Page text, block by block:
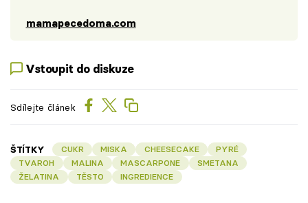
mamapecedoma.com
Vstoupit do diskuze
Sdílejte článek
ŠTÍTKY CUKR MISKA CHEESECAKE
PYRÉ
TVAROH
MALINA MASCARPONE
SMETANA
ŽELATINA
TĚSTO INGREDIENCE